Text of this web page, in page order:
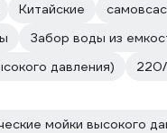
Китайские
Забор воды из
давления)
мойки высокого